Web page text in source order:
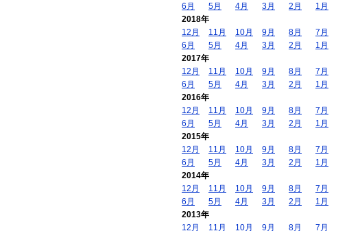
6月
5月 4月 3月 2月
1月
2018年
12月
11月 10月 9月 8月
7月
6月
5月 4月 3月 2月
1月
2017年
12月
11月 10月 9月 8月
7月
6月
5月 4月 3月 2月
1月
2016年
12月
11月 10月 9月 8月
7月
6月
5月 4月 3月 2月
1月
2015年
12月
11月 10月 9月 8月
7月
6月
5月 4月 3月 2月
1月
2014年
12月
11月 10月 9月 8月
7月
6月
5月 4月 3月 2月
1月
2013年
12月
11月 10月 9月 8月 7月